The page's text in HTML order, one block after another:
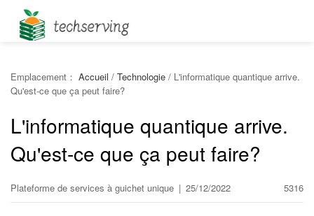
Emplacement： Accueil / Technologie / L'informatique quantique arrive.
Qu'est-ce que ça peut faire?
L'informatique quantique arrive.
Qu'est-ce que ça peut faire?
Plateforme de services à guichet unique | 25/12/2022 5316